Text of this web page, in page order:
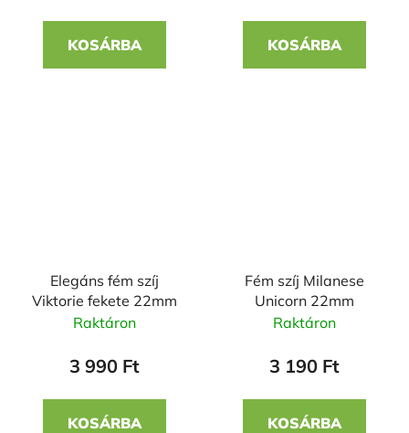
KOSÁRBA KOSÁRBA
Elegáns fém szíj
Viktorie fekete 22mm
Raktáron
3 990 Ft
KOSÁRBA
Fém szíj Milanese
Unicorn 22mm
Raktáron
3 190 Ft
KOSÁRBA